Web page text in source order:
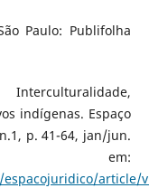
Paulo: Publifolha
indígenas. Espaço
p. 41-64, jan/jun.
em:
article/